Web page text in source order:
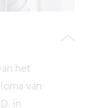
het
van
in